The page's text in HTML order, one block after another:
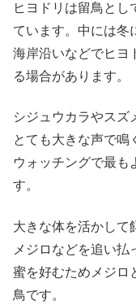
ヒヨドリは留鳥とし
ています。中には冬
海岸沿いなどでヒヨ
る場合があります。
シジュウカラやスズ
とても大きな声で鳴
ウォッチングで最も
す。
大きな体を活かして
メジロなどを追い
蜜を好むためメジロ
鳥です。